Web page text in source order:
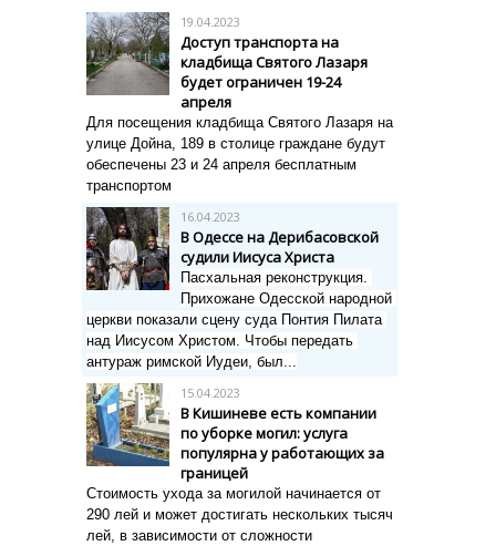
19.04.2023
Доступ транспорта на
кладбища Святого Лазаря
будет ограничен 19-24
апреля
Для посещения кладбища Святого Лазаря на
улице Дойна, 189 в столице граждане будут
обеспечены 23 и 24 апреля бесплатным
транспортом
16.04.2023
В Одессе на Дерибасовской
судили Иисуса Христа
Пасхальная реконструкция.
Прихожане Одесской народной
церкви показали сцену суда Понтия Пилата
над Иисусом Христом. Чтобы передать
антураж римской Иудеи, был...
15.04.2023
В Кишиневе есть компании
по уборке могил: услуга
популярна у работающих за
границей
Стоимость ухода за могилой начинается от
290 лей и может достигать нескольких тысяч
лей, в зависимости от сложности